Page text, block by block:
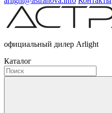
официальный дилер Arlight
Каталог